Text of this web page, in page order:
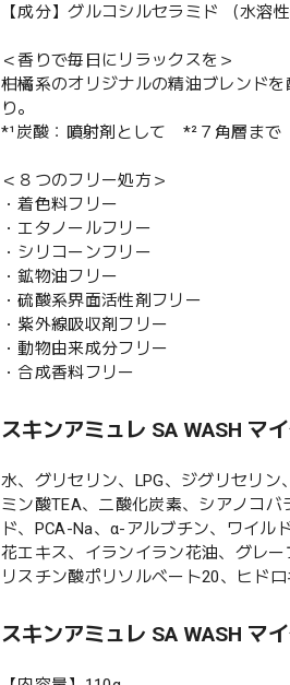
【成分】グルコシルセラミド （水溶
＜香りで毎日にリラックスを＞
柑橘系のオリジナルの精油ブレンド
り。
*¹炭酸：噴射剤として *²７角層ま
＜８つのフリー処方＞
・着色料フリー
・エタノールフリー
・シリコーンフリー
・鉱物油フリー
・硫酸系界面活性剤フリー
・紫外線吸収剤フリー
・動物由来成分フリー
・合成香料フリー
スキンアミュレ SA WASH マ
水、グリセリン、LPG、ジグリセリ
ミン酸TEA、二酸化炭素、シアノコ
ド、PCA-Na、α-アルブチン、ワイ
花エキス、イランイラン花油、グレ
リスチン酸ポリソルベート20、ヒド
スキンアミュレ SA WASH マ